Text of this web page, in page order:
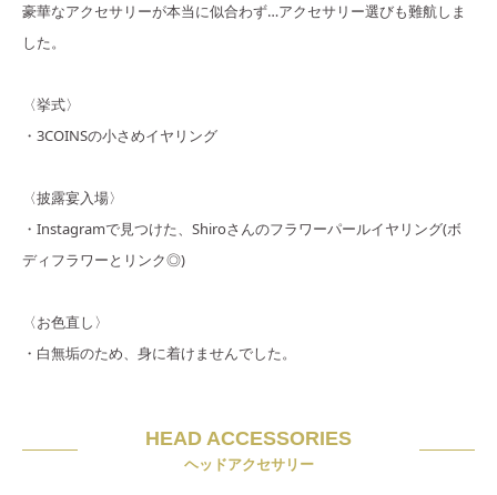
豪華なアクセサリーが本当に似合わず…アクセサリー選びも難航しま
した。
〈挙式〉
・3COINSの小さめイヤリング
〈披露宴入場〉
・Instagramで見つけた、Shiroさんのフラワーパールイヤリング(ボ
ディフラワーとリンク◎)
〈お色直し〉
・白無垢のため、身に着けませんでした。
HEAD ACCESSORIES
ヘッドアクセサリー